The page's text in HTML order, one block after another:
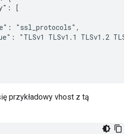
[
"ssl_protocols",
"TLSv1 TLSv1.1 TLSv1.2
przykładowy vhost z tą